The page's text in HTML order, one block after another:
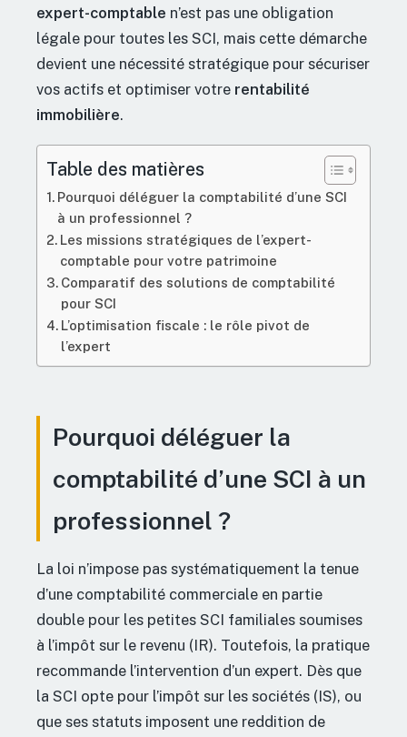
expert-comptable n’est pas une obligation
légale pour toutes les SCI, mais cette démarche
devient une nécessité stratégique pour sécuriser
vos actifs et optimiser votre rentabilité
immobilière.
Table des matières
Pourquoi déléguer la comptabilité d’une SCI
à un professionnel ?
Les missions stratégiques de l’expert-
comptable pour votre patrimoine
Comparatif des solutions de comptabilité
pour SCI
L’optimisation fiscale : le rôle pivot de
l’expert
Pourquoi déléguer la
comptabilité d’une SCI à un
professionnel ?
La loi n’impose pas systématiquement la tenue
d’une comptabilité commerciale en partie
double pour les petites SCI familiales soumises
à l’impôt sur le revenu (IR). Toutefois, la pratique
recommande l’intervention d’un expert. Dès que
la SCI opte pour l’impôt sur les sociétés (IS), ou
que ses statuts imposent une reddition de